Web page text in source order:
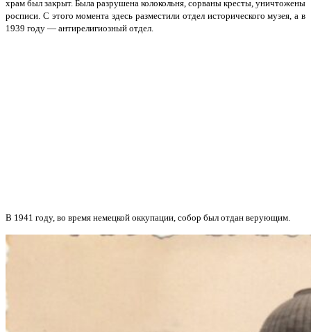
храм был закрыт. Была разрушена колокольня, сорваны кресты, уничтожены
росписи. С этого момента здесь разместили отдел исторического музея, а в
1939 году — антирелигиозный отдел.
В 1941 году, во время немецкой оккупации, собор был отдан верующим.